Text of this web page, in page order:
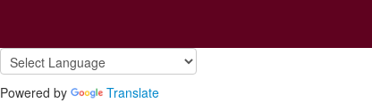
Powered by Translate